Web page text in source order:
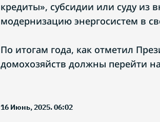
кредиты», субсидии или суду из
модернизацию энергосистем в
По итогам года, как отметил
домохозяйств должны перейти
16 Июнь, 2025. 06:02